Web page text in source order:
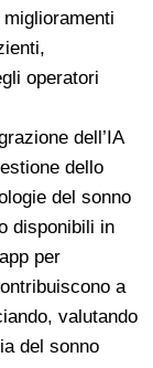
miglioramenti
operatori
dell’IA
dello
del sonno
disponibili in
per
a
valutando
del sonno